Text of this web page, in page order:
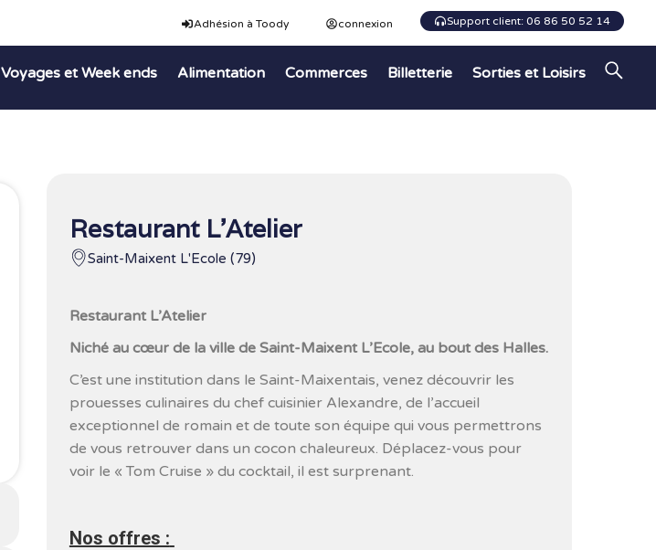
Adhésion à Toody connexion Support client: 06 86 50 52 14
Voyages et Week ends Alimentation Commerces Billetterie Sorties et Loisirs
Restaurant L’Atelier
Saint-Maixent L'Ecole (79)
Restaurant L’Atelier
Niché au cœur de la ville de Saint-Maixent L’Ecole, au bout des Halles.
C’est une institution dans le Saint-Maixentais, venez découvrir les
prouesses culinaires du chef cuisinier Alexandre, de l’accueil
exceptionnel de romain et de toute son équipe qui vous permettrons
de vous retrouver dans un cocon chaleureux. Déplacez-vous pour
voir le « Tom Cruise » du cocktail, il est surprenant.
Nos offres :